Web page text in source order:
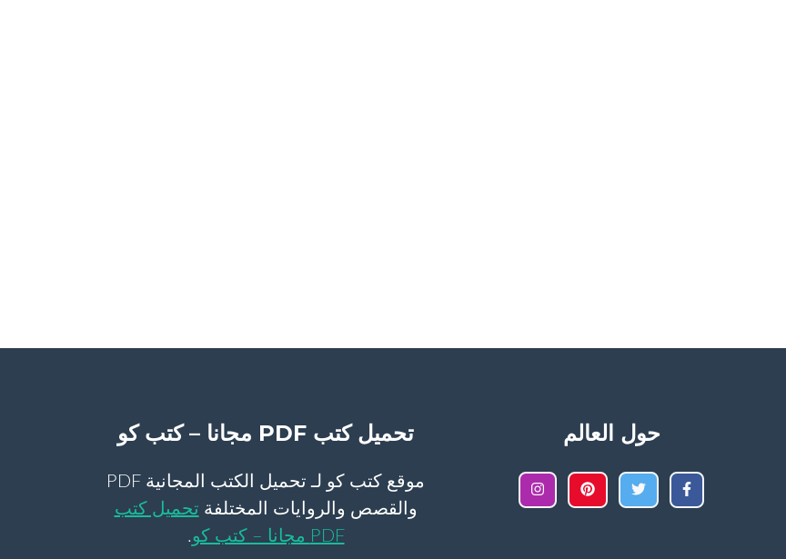
حول العالم تحميل كتب PDF مجانا – كتب كو
موقع كتب كو لـ تحميل الكتب المجانية PDF
والقصص والروايات المختلفة تحميل كتب
PDF مجانا – كتب كو
.